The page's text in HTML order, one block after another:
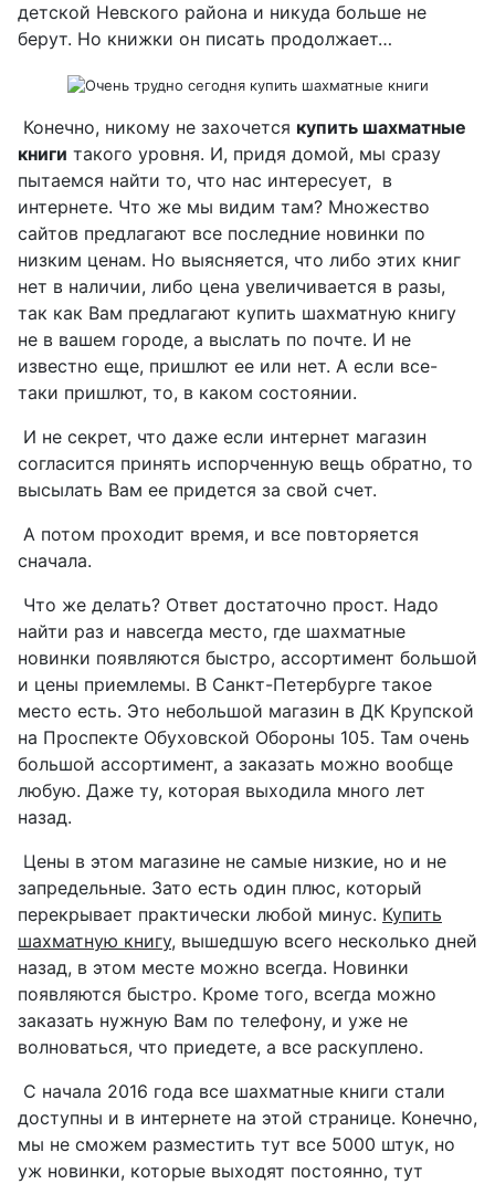
детской Невского района и никуда больше не
берут. Но книжки он писать продолжает…
Конечно, никому не захочется купить шахматные
книги такого уровня. И, придя домой, мы сразу
пытаемся найти то, что нас интересует, в
интернете. Что же мы видим там? Множество
сайтов предлагают все последние новинки по
низким ценам. Но выясняется, что либо этих книг
нет в наличии, либо цена увеличивается в разы,
так как Вам предлагают купить шахматную книгу
не в вашем городе, а выслать по почте. И не
известно еще, пришлют ее или нет. А если все-
таки пришлют, то, в каком состоянии.
И не секрет, что даже если интернет магазин
согласится принять испорченную вещь обратно, то
высылать Вам ее придется за свой счет.
А потом проходит время, и все повторяется
сначала.
Что же делать? Ответ достаточно прост. Надо
найти раз и навсегда место, где шахматные
новинки появляются быстро, ассортимент большой
и цены приемлемы. В Санкт-Петербурге такое
место есть. Это небольшой магазин в ДК Крупской
на Проспекте Обуховской Обороны 105. Там очень
большой ассортимент, а заказать можно вообще
любую. Даже ту, которая выходила много лет
назад.
Цены в этом магазине не самые низкие, но и не
запредельные. Зато есть один плюс, который
перекрывает практически любой минус. Купить
шахматную книгу, вышедшую всего несколько дней
назад, в этом месте можно всегда. Новинки
появляются быстро. Кроме того, всегда можно
заказать нужную Вам по телефону, и уже не
волноваться, что приедете, а все раскуплено.
С начала 2016 года все шахматные книги стали
доступны и в интернете на этой странице. Конечно,
мы не сможем разместить тут все 5000 штук, но
уж новинки, которые выходят постоянно, тут